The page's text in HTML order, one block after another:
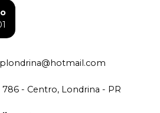
786 - Centro, Londrina - PR